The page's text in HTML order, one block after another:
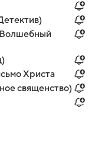
Христа
священство)